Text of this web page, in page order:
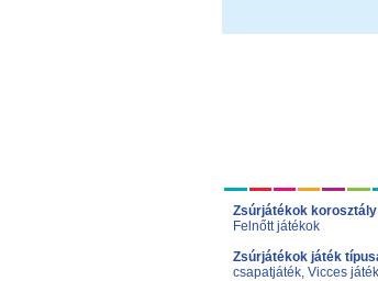
Zsúrjátékok
Felnőtt játékok
Zsúrjátékok játék
csapatjáték, Vicces játék